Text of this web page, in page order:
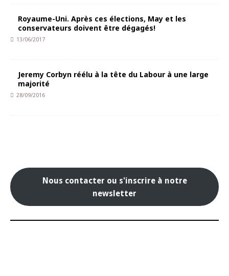
Royaume-Uni. Après ces élections, May et les
conservateurs doivent être dégagés!
13/06/2017
Jeremy Corbyn réélu à la tête du Labour à une large
majorité
28/09/2016
Nous contacter ou s'inscrire à notre
newsletter